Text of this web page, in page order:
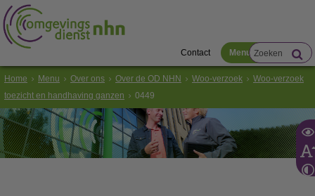
Contact Menu
Home Menu Over ons Over de OD NHN Woo-verzoek
Woo-verzoek
toezicht en handhaving ganzen
0449